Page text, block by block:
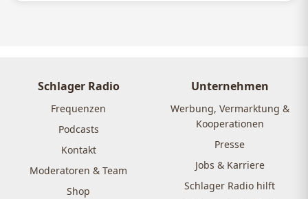
Schlager Radio
Frequenzen
Podcasts
Kontakt
Moderatoren & Team
Shop
Unternehmen
Werbung, Vermarktung &
Kooperationen
Presse
Jobs & Karriere
Schlager Radio hilft